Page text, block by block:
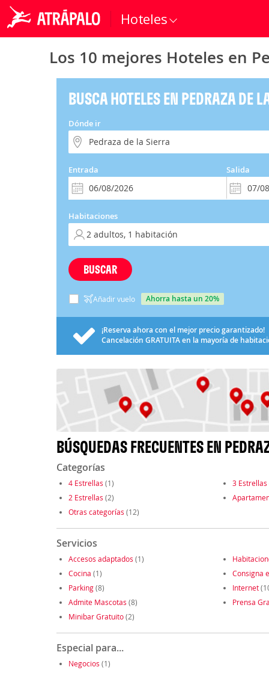
Hoteles
Los 10 mejores Hoteles en
BUSCA HOTELES EN PEDRAZA DE
Dónde ir
Entrada Salida
Habitaciones
BUSCAR
Añadir vuelo ahorra hasta un 20%
¡Reserva ahora con el mejor precio garantizado!
Cancelación GRATUITAen la mayoría de
BÚSQUEDAS FRECUENTES EN
Categorías
4 Estrellas (1) 3 Estrellas
2 Estrellas (2)
Otras categorías (12)
Servicios
Accesos adaptados (1)
Cocina (1) Consigna
Parking(8) Internet
Admite Mascotas (8) Prensa
Minibar Gratuito(2)
Especial para...
Negocios (1)